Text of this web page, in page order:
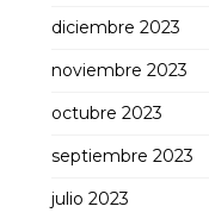
diciembre 2023
noviembre 2023
octubre 2023
septiembre 2023
julio 2023